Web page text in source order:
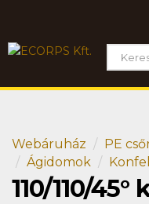
Webáruház PE
Ágidomok
110/110/